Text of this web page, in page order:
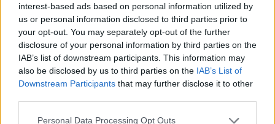
interest-based ads based on personal information utilized by
us or personal information disclosed to third parties prior to
your opt-out. You may separately opt-out of the further
disclosure of your personal information by third parties on the
IAB’s list of downstream participants. This information may
also be disclosed by us to third parties on the IAB’s List of
Downstream Participants that may further disclose it to other
Personal Data Processing Opt Outs